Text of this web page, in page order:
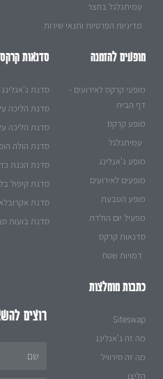
עמיתגלגל בחצר
מדיניות הפרטיות ותנאי שירות
מופעים להזמנה
מופעי קרקס לאירועים -
דף הבית
מופע קרקס
עמיתגלגל
מופע ג'אגלינג
מופעים לאירועים
מופע הטבעת
מפעיל יום הולדת
סדנאות קרקס
דמויות שטח
סדנאות קרקס
סדנת ג'אגלינג
סדנת הליכה
סדנת הליכה
סדנת הולה הופ
סדנת הכנת
סדנת קיפול
סדנת
סדנת בועות
כתבות מומלצות
Siteswap
מה זה ג'אגלינג
מה זה סירוויל
הליצן
רוצים